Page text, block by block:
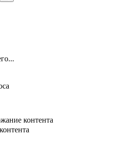
контента